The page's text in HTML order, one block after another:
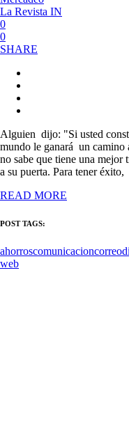
La Revista IN
0
0
SHARE
Alguien dijo: "Si usted
mundo le ganará un camino
no sabe que tiene una mejor
a su puerta. Para tener éxito,
READ MORE
POST TAGS:
ahorroscomunicacioncorreo
web